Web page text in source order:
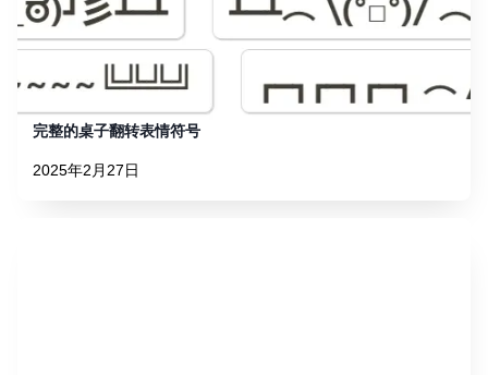
完整的桌子翻转表情符号
2025年2月27日